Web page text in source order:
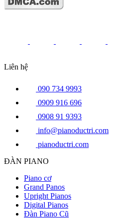
Liên hệ
090 734 9993
0909 916 696
0908 91 9393
info@pianoductri.com
pianoductri.com
ĐÀN PIANO
Piano cơ
Grand Panos
Upright Pianos
Digital Pianos
Đàn Piano Cũ